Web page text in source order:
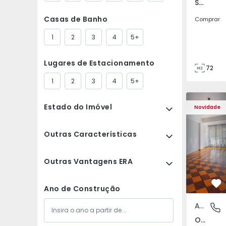
Casas de Banho
1 2 3 4 5+
Lugares de Estacionamento
1 2 3 4 5+
Estado do Imóvel
Outras Características
Outras Vantagens ERA
Ano de Construção
São Tomé do Castelo e Justes, Vila Real
Comprar
72
Novidade
Apartamento T5
Olivais,
Apartamento
Olivais, Lisboa